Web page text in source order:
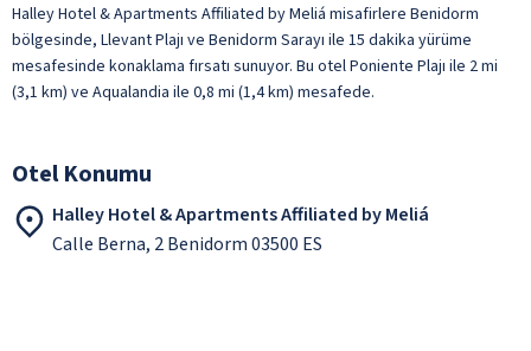
Halley Hotel & Apartments Affiliated by Meliá misafirlere Benidorm
bölgesinde, Llevant Plajı ve Benidorm Sarayı ile 15 dakika yürüme
mesafesinde konaklama fırsatı sunuyor. Bu otel Poniente Plajı ile 2 mi
(3,1 km) ve Aqualandia ile 0,8 mi (1,4 km) mesafede.
Otel Konumu
Halley Hotel & Apartments Affiliated by Meliá
Calle Berna, 2 Benidorm 03500 ES